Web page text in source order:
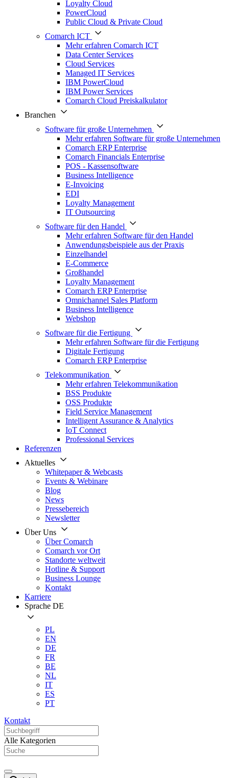
Loyalty Cloud
PowerCloud
Public Cloud & Private Cloud
Comarch ICT
Mehr erfahren Comarch ICT
Data Center Services
Cloud Services
Managed IT Services
IBM PowerCloud
IBM Power Services
Comarch Cloud Preiskalkulator
Branchen
Software für große Unternehmen
Mehr erfahren Software für große Unternehmen
Comarch ERP Enterprise
Comarch Financials Enterprise
POS - Kassensoftware
Business Intelligence
E-Invoicing
EDI
Loyalty Management
IT Outsourcing
Software für den Handel
Mehr erfahren Software für den Handel
Anwendungsbeispiele aus der Praxis
Einzelhandel
E-Commerce
Großhandel
Loyalty Management
Comarch ERP Enterprise
Omnichannel Sales Platform
Business Intelligence
Webshop
Software für die Fertigung
Mehr erfahren Software für die Fertigung
Digitale Fertigung
Comarch ERP Enterprise
Telekommunikation
Mehr erfahren Telekommunikation
BSS Produkte
OSS Produkte
Field Service Management
Intelligent Assurance & Analytics
IoT Connect
Professional Services
Referenzen
Aktuelles
Whitepaper & Webcasts
Events & Webinare
Blog
News
Pressebereich
Newsletter
Über Uns
Über Comarch
Comarch vor Ort
Standorte weltweit
Hotline & Support
Business Lounge
Kontakt
Karriere
Sprache DE
PL
EN
DE
FR
BE
NL
IT
ES
PT
Kontakt
Alle Kategorien